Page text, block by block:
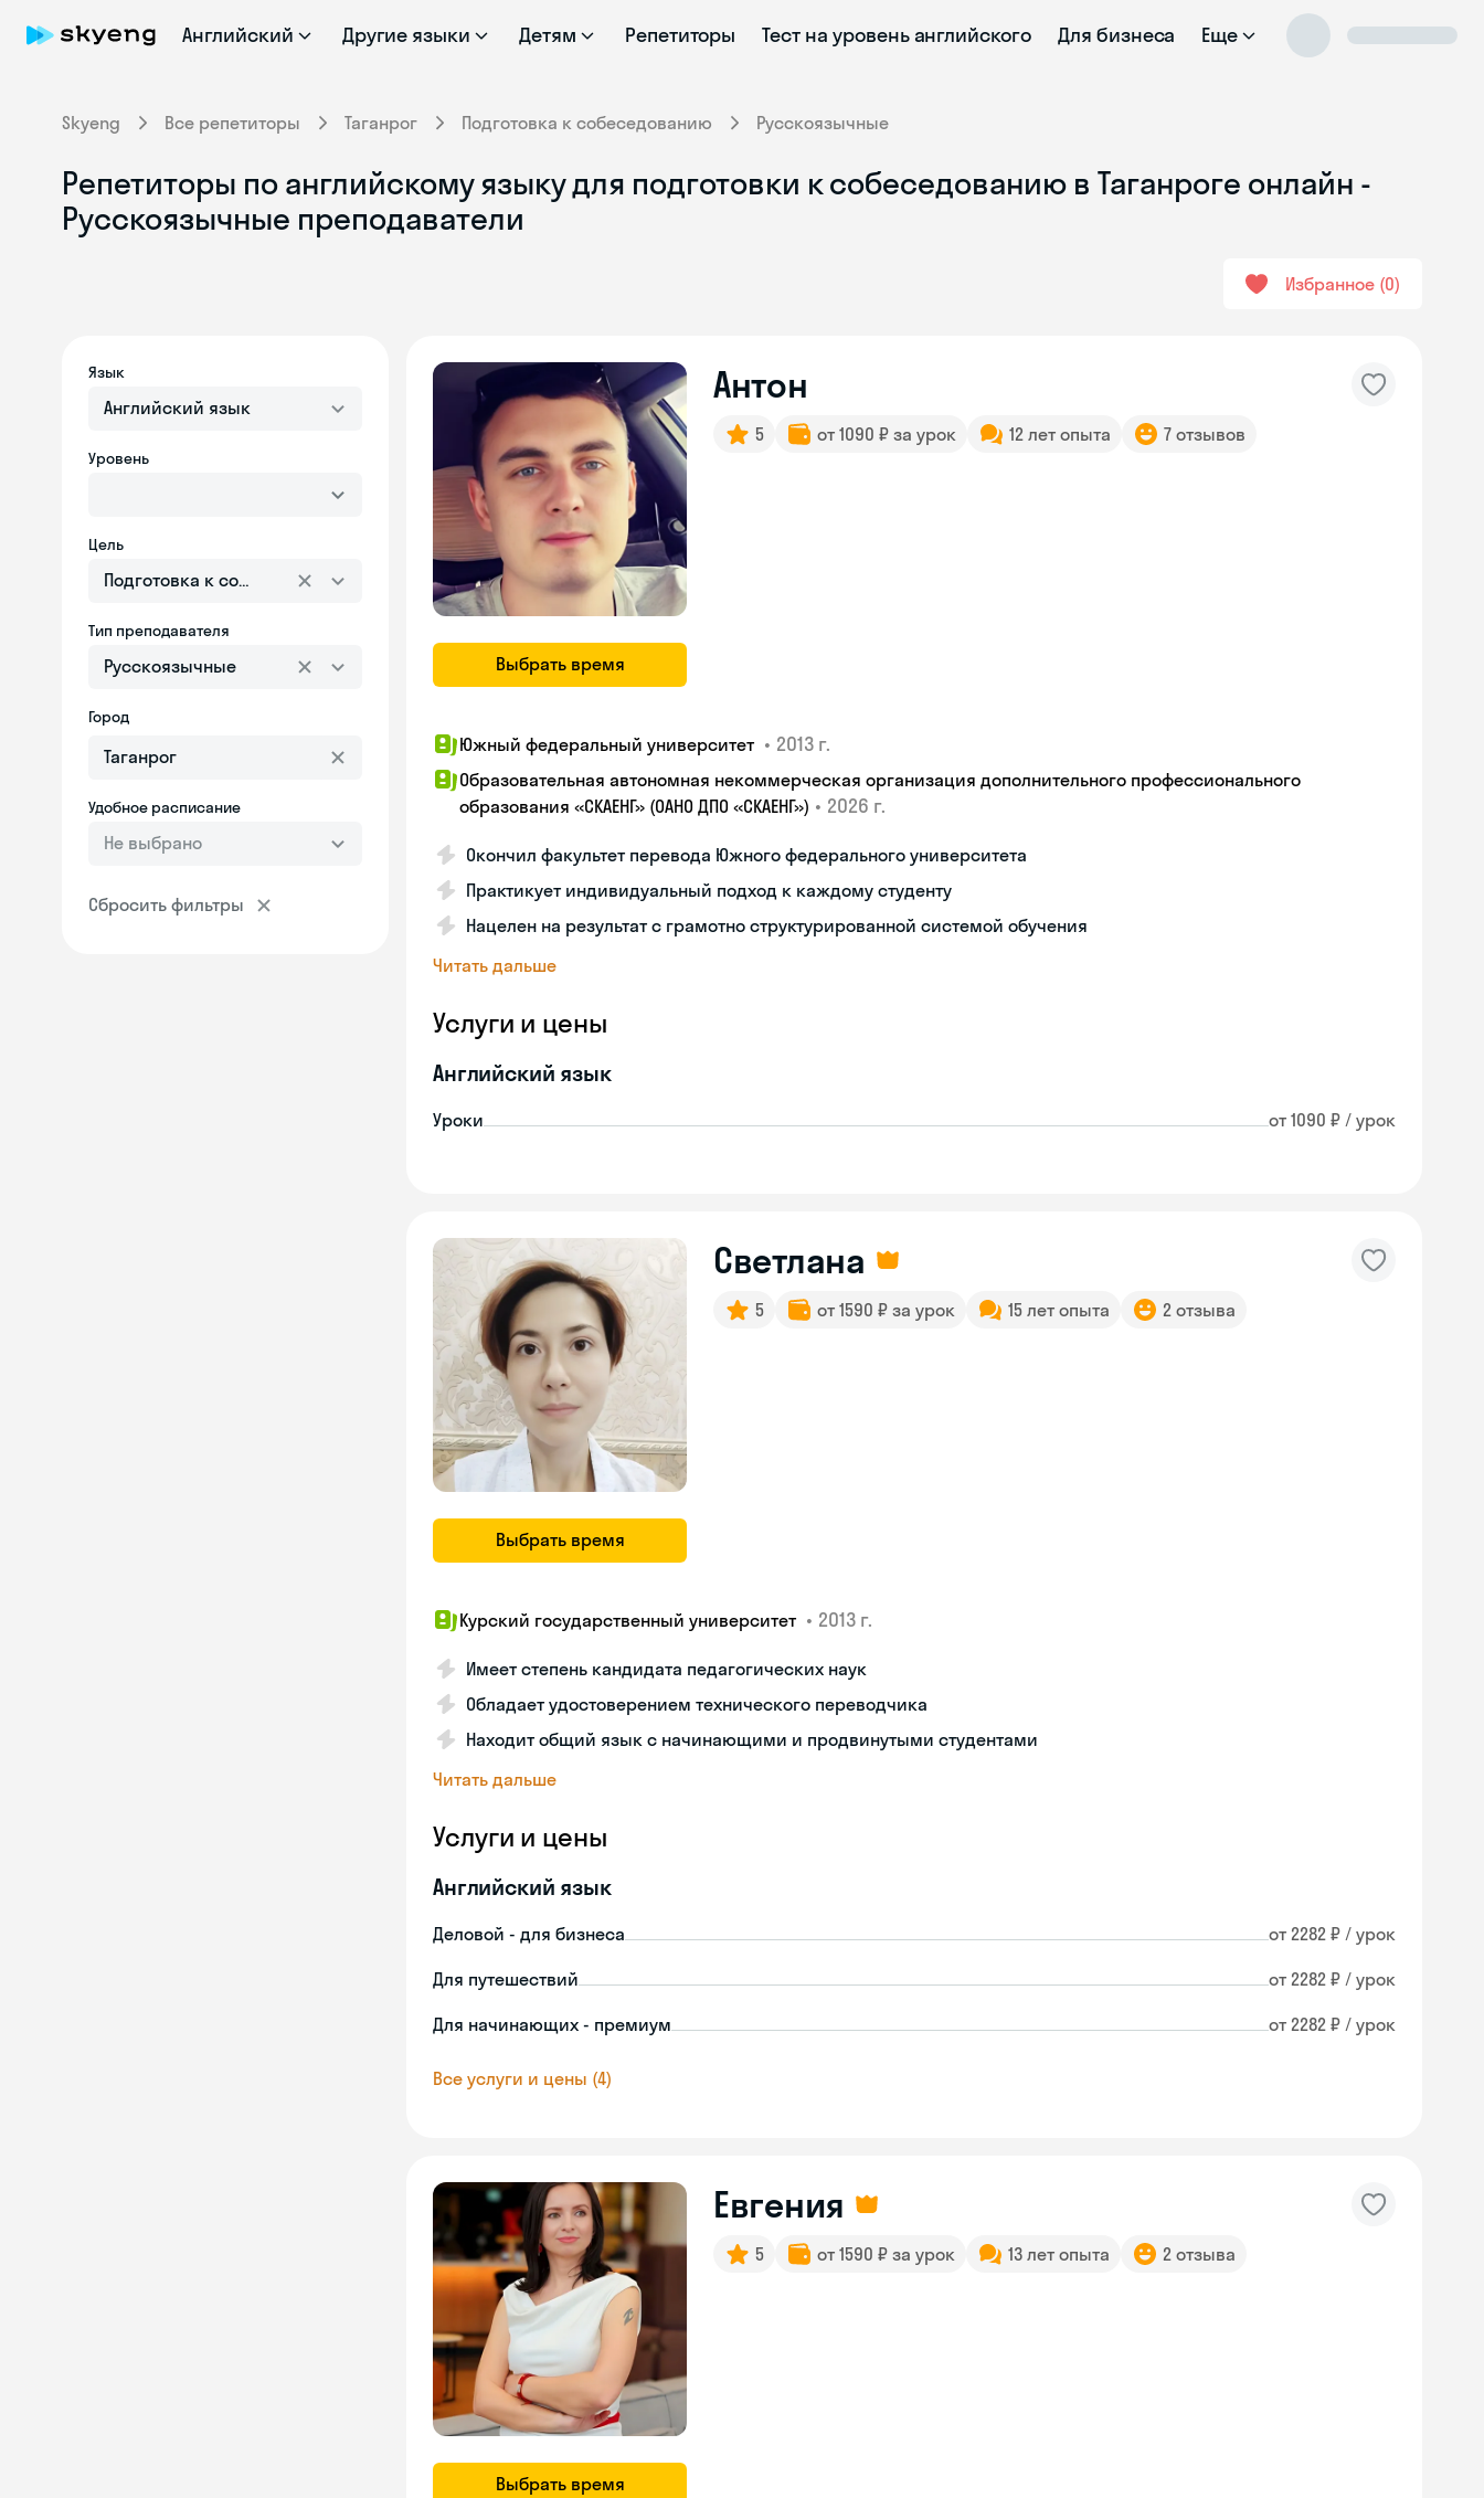
Английский Другие языки Детям Репетиторы Тест на уровень английского Для бизнеса Еще
Skyeng Все репетиторы Таганрог Подготовка к собеседованию Русскоязычные
Репетиторы по английскому языку для подготовки к собеседованию в Таганроге онлайн -
Русскоязычные преподаватели
Избранное 0
Язык
Английский язык
Уровень
Цель
Подготовка к собеседованию
Тип преподавателя
Русскоязычные
Город
Удобное расписание
Не выбрано
Сбросить фильтры
Выбрать время
Антон
5 от 1090 ₽ за урок 12 лет опыта 7 отзывов
Южный федеральный университет • 2013 г.
Образовательная автономная некоммерческая организация дополнительного профессионального
образования «СКАЕНГ» (ОАНО ДПО «СКАЕНГ») • 2026 г.
Окончил факультет перевода Южного федерального университета
Практикует индивидуальный подход к каждому студенту
Нацелен на результат с грамотно структурированной системой обучения
Читать дальше
Услуги и цены
Английский язык
Уроки от 1090 ₽ / урок
Выбрать время
Светлана
5 от 1590 ₽ за урок 15 лет опыта 2 отзыва
Курский государственный университет • 2013 г.
Имеет степень кандидата педагогических наук
Обладает удостоверением технического переводчика
Находит общий язык с начинающими и продвинутыми студентами
Читать дальше
Услуги и цены
Английский язык
Деловой - для бизнеса от 2282 ₽ / урок
Для путешествий от 2282 ₽ / урок
Для начинающих - премиум от 2282 ₽ / урок
Все услуги и цены (4)
Выбрать время
Евгения
5 от 1590 ₽ за урок 13 лет опыта 2 отзыва